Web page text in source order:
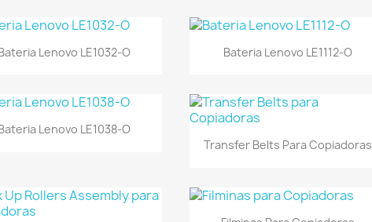
Vista rápida
Lenovo LE1032-O Vista rápida
Bateria Lenovo LE1112-O
Vista rápida
Lenovo LE1038-O
Vista rápida
Transfer Belts Para Copiadoras